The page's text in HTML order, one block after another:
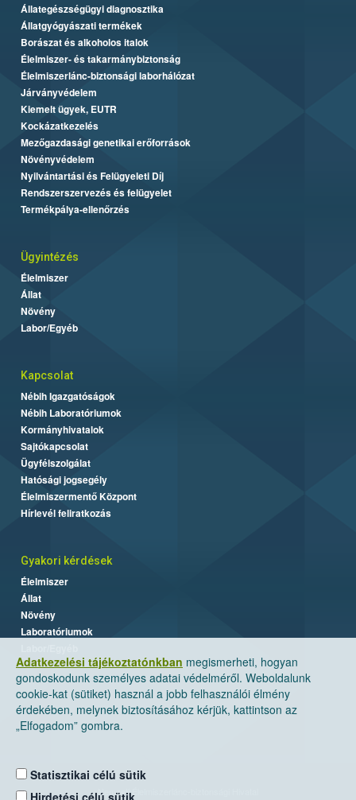
Adatkezelési tájékoztatónkban megismerheti, hogyan
gondoskodunk személyes adatai védelméről. Weboldalunk
cookie-kat (sütiket) használ a jobb felhasználói élmény
érdekében, melynek biztosításához kérjük, kattintson az
„Elfogadom” gombra.
Statisztikai célú sütik
Hirdetési célú sütik
Állategészségügyi diagnosztika
Állatgyógyászati termékek
Borászat és alkoholos italok
Élelmiszer- és takarmánybiztonság
Élelmiszerlánc-biztonsági laborhálózat
Járványvédelem
Kiemelt ügyek, EUTR
Kockázatkezelés
Mezőgazdasági genetikai erőforrások
Növényvédelem
Nyilvántartási és Felügyeleti Díj
Rendszerszervezés és felügyelet
Termékpálya-ellenőrzés
Ügyintézés
Élelmiszer
Állat
Növény
Labor/Egyéb
Kapcsolat
Nébih Igazgatóságok
Nébih Laboratóriumok
Kormányhivatalok
Sajtókapcsolat
Ügyfélszolgálat
Hatósági jogsegély
Élelmiszermentő Központ
Hírlevél feliratkozás
Gyakori kérdések
Élelmiszer
Állat
Növény
Laboratóriumok
Nemzeti Élelmiszerlánc-biztonsági Hivatal